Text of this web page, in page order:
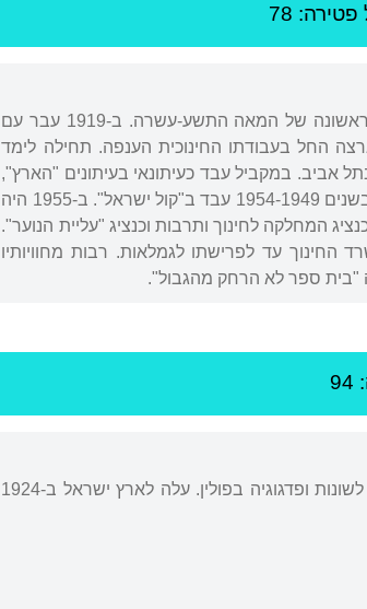
פטירה: 78
נולד בירושלים, נצר למשפחה שעלתה ארצה מגרמניה והתיישבה בירושלים במחצית הראשונה של המאה התשע-עשרה. ב-1919 עבר עם
עם שובו ארצה החל בעבודתו החינוכית הענפה. תחילה לימד
אביב. במקביל עבד כעיתונאי בעיתונים "הארץ",
"דבר", "על המשמר" ו"הצופה". ב"הצופה" שימש גם כעורך הראשון של "הצופה" לילדים. בשנים 1954-1949 עבד ב"קול ישראל". ב-1955 היה
במערב-גרמניה ושימש כנציג המחלקה לחינוך ותרבות וכנציג "עליית הנוער".
עד לפרישתו לגמלאות. רבות מחוויותיו
"בית ספר לא הרחק מהגבול".
נולד בגורשקוביץ, פלך פיוטרקוב, פולין. בתקופת מלחמת העולם הראשונה למד מדעים, לשונות ופדגוגיה בפולין. עלה לארץ ישראל ב-1924